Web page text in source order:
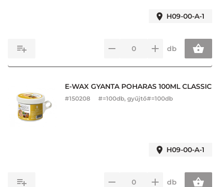
H09-00-A-1
db
E-WAX GYANTA POHARAS 100ML CLASSIC
#150208 #=100db, gyűjtő#=100db
H09-00-A-1
db